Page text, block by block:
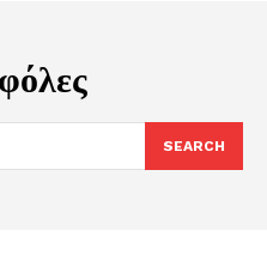
φόλες
SEARCH